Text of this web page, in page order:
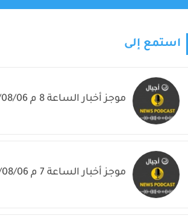
استمع إلى
موجز أخبار الساعة 8 م 2026/08/06
موجز أخبار الساعة 7 م 2026/08/06